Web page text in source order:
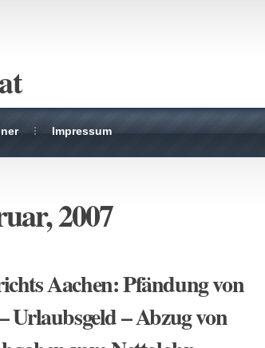
Impressum
2007
Aachen: Pfändung von
Urlaubsgeld – Abzug von